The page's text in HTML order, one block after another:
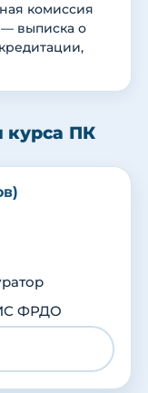
комиссия
— выписка о
курса ПК
ФРДО